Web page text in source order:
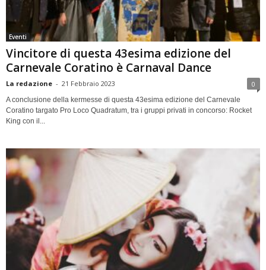
Eventi
Vincitore di questa 43esima edizione del
Carnevale Coratino è Carnaval Dance
La redazione - 21 Febbraio 2023 0
A conclusione della kermesse di questa 43esima edizione del Carnevale
Coratino targato Pro Loco Quadratum, tra i gruppi privati in concorso: Rocket
King con il...